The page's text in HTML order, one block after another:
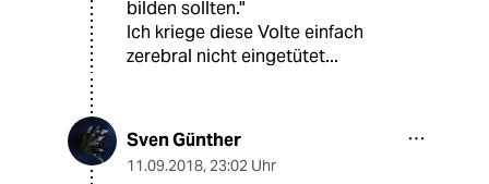
bilden sollten."
Ich kriege diese Volte einfach
zerebral nicht eingetütet...
Sven Günther
11.09.2018, 23:02 Uhr